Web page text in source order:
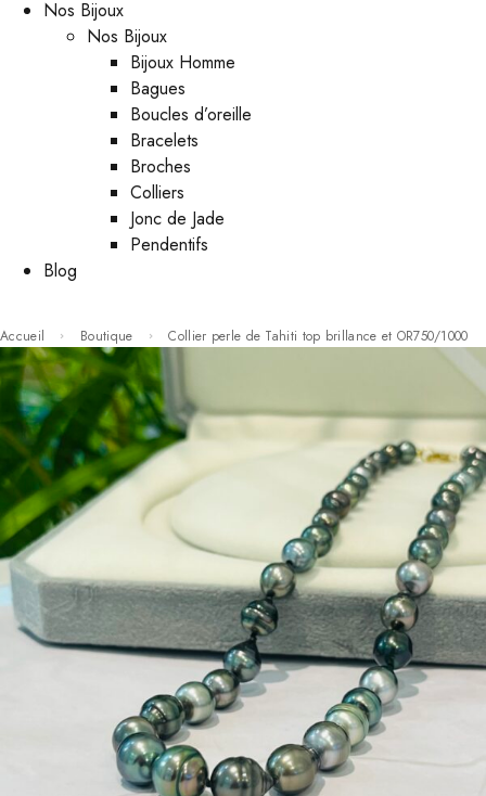
Nos Bijoux
Nos Bijoux
Bijoux Homme
Bagues
Boucles d’oreille
Bracelets
Broches
Colliers
Jonc de Jade
Pendentifs
Blog
Accueil Boutique Collier perle de Tahiti top brillance et OR750/1000